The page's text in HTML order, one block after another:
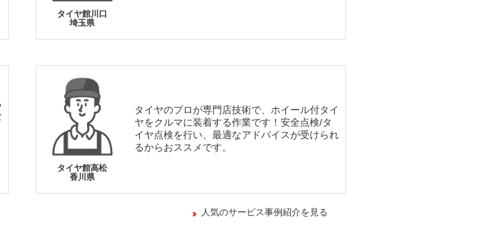
タイヤ館川口
埼玉県
タイヤ館高松
香川県
タイヤのプロが専門店技術で、ホイール付タイ
ヤをクルマに装着する作業です！安全点検/タ
イヤ点検を行い、最適なアドバイスが受けられ
るからおススメです。
人気のサービス事例紹介を見る